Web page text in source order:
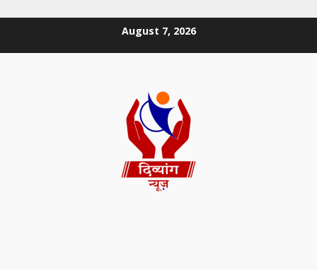
August 7, 2026